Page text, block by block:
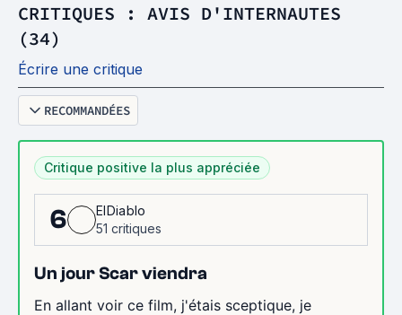
CRITIQUES : AVIS D'INTERNAUTES
(34)
Écrire une critique
RECOMMANDÉES
Critique positive la plus appréciée
6
ElDiablo
51 critiques
Un jour Scar viendra
En allant voir ce film, j'étais sceptique, je